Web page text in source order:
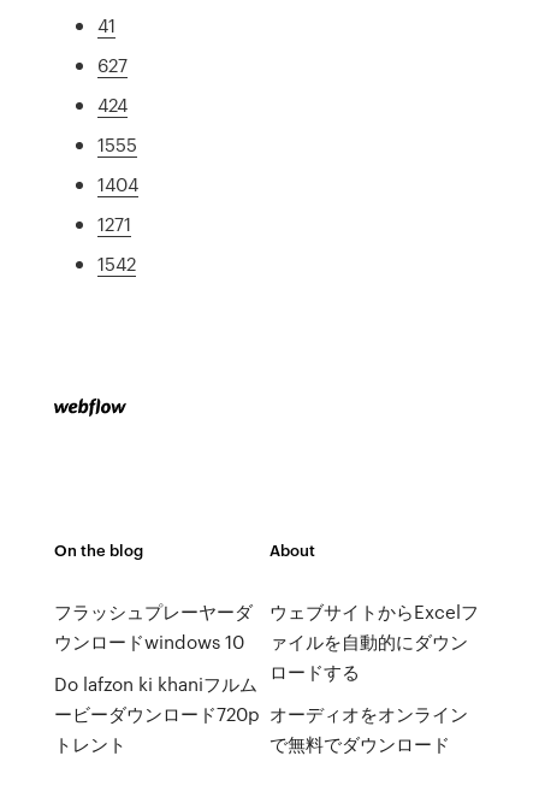
41
627
424
1555
1404
1271
1542
On the blog
フラッシュプレーヤーダ
ウンロードwindows 10
Do lafzon ki khaniフルム
ービーダウンロード720p
トレント
About
ウェブサイトからExcelフ
ァイルを自動的にダウン
ロードする
オーディオをオンライン
で無料でダウンロード